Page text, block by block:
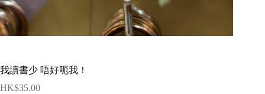
我讀書少 唔好呃我！
HK$35.00